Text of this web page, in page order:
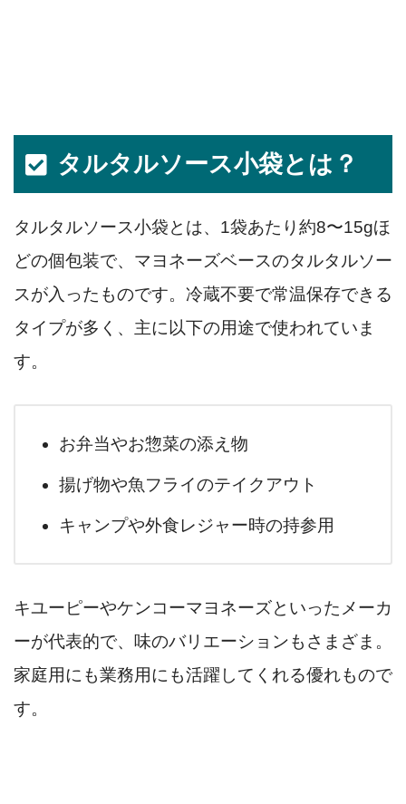
タルタルソース小袋とは？
タルタルソース小袋とは、1袋あたり約8〜15gほ
どの個包装で、マヨネーズベースのタルタルソー
スが入ったものです。冷蔵不要で常温保存できる
タイプが多く、主に以下の用途で使われていま
す。
お弁当やお惣菜の添え物
揚げ物や魚フライのテイクアウト
キャンプや外食レジャー時の持参用
キユーピーやケンコーマヨネーズといったメーカ
ーが代表的で、味のバリエーションもさまざま。
家庭用にも業務用にも活躍してくれる優れもので
す。